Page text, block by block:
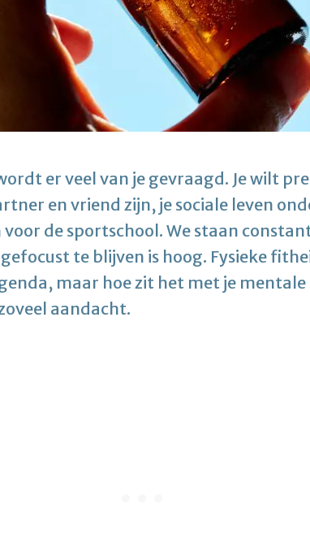
er veel van je gevraagd. Je wilt
en vriend zijn, je sociale leven
de sportschool. We staan constant
te blijven is hoog. Fysieke
maar hoe zit het met je mentale
aandacht.